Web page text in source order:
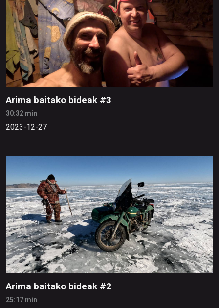
Arima baitako bideak #3
30:32 min
2023-12-27
Arima baitako bideak #2
25:17 min